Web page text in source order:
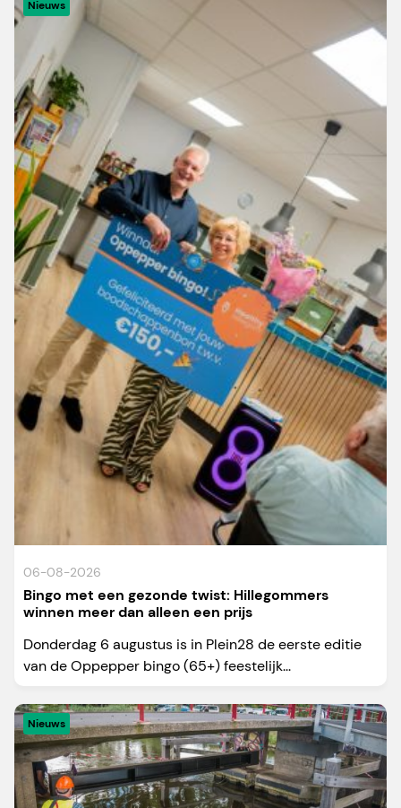
Nieuws
06-08-2026
Bingo met een gezonde twist: Hillegommers
winnen meer dan alleen een prijs
Donderdag 6 augustus is in Plein28 de eerste editie
van de Oppepper bingo (65+) feestelijk...
Nieuws